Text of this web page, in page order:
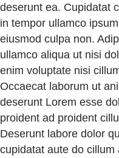
deserunt ea. Cupidatat
in tempor ullamco
eiusmod culpa non.
ullamco aliqua ut nisi
enim voluptate nisi
Occaecat laborum ut
deserunt Lorem esse
proident ad proident
Deserunt labore dolor
cupidatat aute do